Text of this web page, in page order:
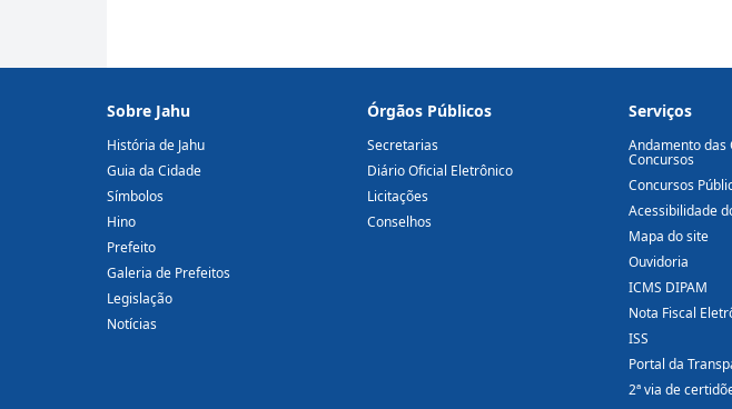
Sobre Jahu
História de Jahu
Guia da Cidade
Símbolos
Hino
Prefeito
Galeria de Prefeitos
Legislação
Notícias
Órgãos Públicos
Secretarias
Diário Oficial Eletrônico
Licitações
Conselhos
Serviços
Andamento das
Concursos
Concursos
Acessibilidade
Mapa do site
Ouvidoria
ICMS DIPAM
Nota Fiscal
ISS
Portal da
2ª via de